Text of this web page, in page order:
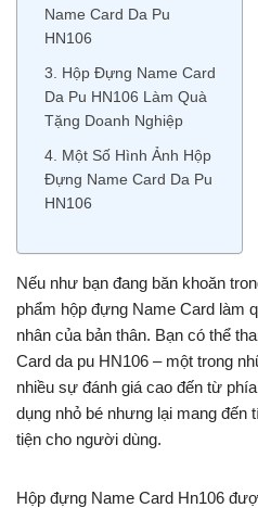
Name Card Da Pu
HN106
3. Hộp Đựng Name Card
Da Pu HN106 Làm Quà
Tặng Doanh Nghiệp
4. Một Số Hình Ảnh Hộp
Đựng Name Card Da Pu
HN106
Nếu như bạn đang băn khoăn
phẩm hộp đựng Name Card làm
nhân của bản thân. Bạn có thể
Card da pu HN106 – một trong
nhiều sự đánh giá cao đến từ
dụng nhỏ bé nhưng lại mang đến
tiện cho người dùng.
Hộp đựng Name Card Hn106